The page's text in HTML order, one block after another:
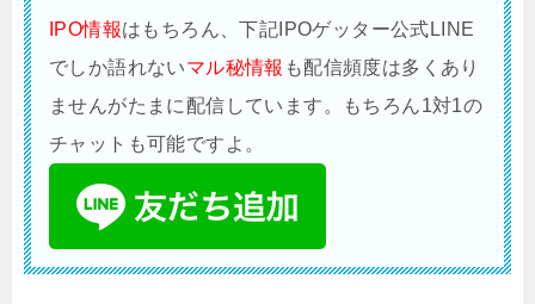
IPO情報はもちろん、下記IPOゲッター公式LINE
でしか語れないマル秘情報 も配信頻度は多くあり
ませんがたまに配信しています。もちろん1対1の
チャットも可能ですよ。